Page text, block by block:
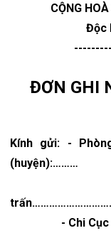
CỘNG
Độc
ĐƠN GHI
Kính gửi: -
(huyện):………
(hoặc
- Chi